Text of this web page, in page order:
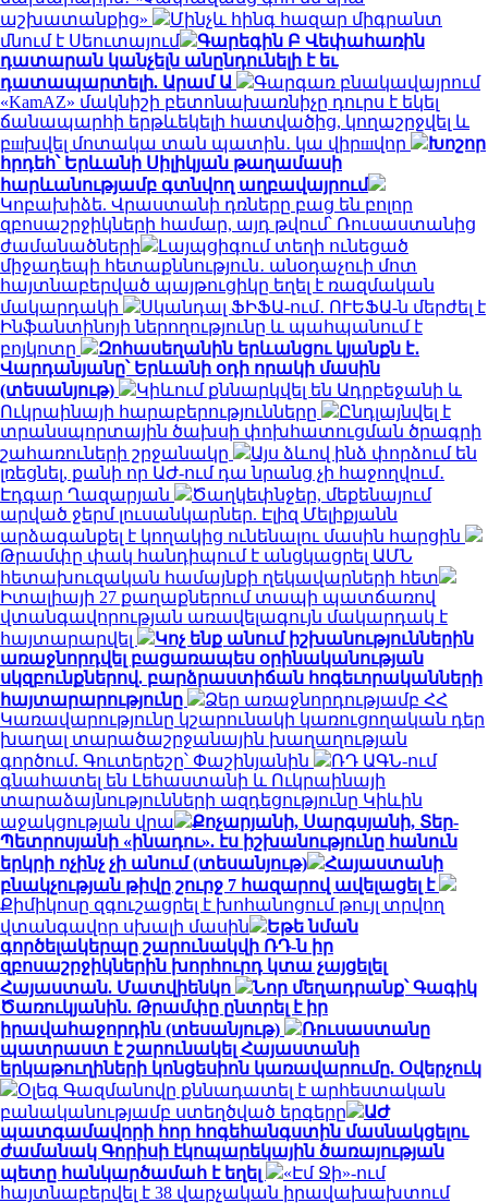
աշխատանքից»
Մինչև հինգ հազար միգրանտ
մնում է Սեուտայում
Գարեգին Բ Վեփահառին
դատարան կանչելն անընդունելի է եւ
դատապարտելի. Արամ Ա
Գարգառ բնակավայրում
«KamAZ» մակնիշի բետոնախառնիչը դուրս է եկել
ճանապարհի երթևեկելի հատվածից, կողաշրջվել և
բшխվել մոտակա տան պատին․ կա վիրшվոր
Խոշոր
հրդեհ՝ Երևանի Սիլիկյան թաղամասի
հարևանությամբ գտնվող աղբավայրում
Կոբախիձե. Վրաստանի դռները բաց են բոլոր
զբոսաշրջիկների համար, այդ թվում՝ Ռուսաստանից
ժամանածների
Լայպցիգում տեղի ունեցած
միջադեպի հետաքննություն․ անօդաչուի մոտ
հայտնաբերված պայթուցիկը եղել է ռազմական
մակարդակի
Սկանդալ ՖԻՖԱ-ում․ ՈՒԵՖԱ-ն մերժել է
Ինֆանտինոյի ներողությունը և պահպանում է
բոյկոտը
Զոհասեղանին երևանցու կյանքն է․
Վարդանյանը՝ Երևանի օդի որակի մասին
(տեսանյութ)
Կիևում քննարկվել են Ադրբեջանի և
Ուկրաինայի հարաբերությունները
Ընդլայնվել է
տրանսպորտային ծախսի փոխհատուցման ծրագրի
շահառուների շրջանակը
Այս ձևով ինձ փորձում են
լռեցնել, քանի որ ԱԺ-ում դա նրանց չի հաջողվում․
Էդգար Ղազարյան
Ծաղկեփնջեր, մեքենայում
արված ջերմ լուսանկարներ. Էլիզ Մելիքյանն
արձագանքել է կողակից ունենալու մասին հարցին
Թրամփը փակ հանդիպում է անցկացրել ԱՄՆ
հետախուզական համայնքի ղեկավարների հետ
Իտալիայի 27 քաղաքներում տապի պատճառով
վտանգավորության առավելագույն մակարդակ է
հայտարարվել
Կոչ ենք անում իշխանություններին
առաջնորդվել բացառապես օրինականության
սկզբունքներով. բարձրաստիճան հոգեւորականների
հայտարարությունը
Ձեր առաջնորդությամբ ՀՀ
Կառավարությունը կշարունակի կառուցողական դեր
խաղալ տարածաշրջանային խաղաղության
գործում. Գուտերեշը՝ Փաշինյանին
ՌԴ ԱԳՆ-ում
գնահատել են Լեհաստանի և Ուկրաինայի
տարաձայնությունների ազդեցությունը Կիևին
աջակցության վրա
Քոչարյանի, Սարգսյանի, Տեր-
Պետրոսյանի «ինադու». էս իշխանությունը հանուն
երկրի ոչինչ չի անում (տեսանյութ)
Հայաստանի
բնակչության թիվը շուրջ 7 հազարով ավելացել է
Քիմիկոսը զգուշացրել է խոհանոցում թույլ տրվող
վտանգավոր սխալի մասին
Եթե նման
գործելակերպը շարունակվի ՌԴ-ն իր
զբոսաշրջիկներին խորհուրդ կտա չայցելել
Հայաստան. Մատվիենկո
Նոր մեղադրանք՝ Գագիկ
Ծառուկյանին. Թրամփը ընտրել է իր
իրավահաջորդին (տեսանյութ)
Ռուսաստանը
պատրաստ է շարունակել Հայաստանի
երկաթուղիների կոնցեսիոն կառավարումը. Օվերչուկ
Օլեգ Գազմանովը քննադատել է արհեստական
բանականությամբ ստեղծված երգերը
ԱԺ
պատգամավորի հոր հոգեհանգստին մասնակցելու
ժամանակ Գորիսի էկոպարեկային ծառայության
պետը հանկարծամահ է եղել
«Էմ Ջի»-ում
հայտնաբերվել է 38 վարչական իրավախախտում